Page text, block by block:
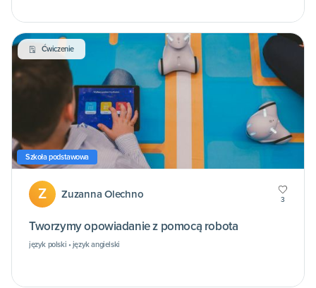
Ćwiczenie
Szkoła podstawowa
Z Zuzanna Olechno 3
Tworzymy opowiadanie z pomocą robota
język polski • język angielski